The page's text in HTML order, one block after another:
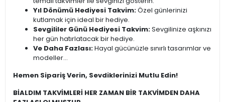
Yıl Dönümü Hediyesi Takvim:Özel günlerinizi
kutlamak için ideal bir hediye.
Sevgililer Günü Hediyesi Takvim:Sevgilinize aşkınızı
her gün hatırlatacak bir hediye.
Ve Daha Fazlası:Hayal gücünüzle sınırlı tasarımlar ve
modeller...
Hemen Sipariş Verin, Sevdiklerinizi Mutlu Edin!
BİALDIM TAKVİMLERİ HER ZAMAN BİR TAKVİMDEN DAHA